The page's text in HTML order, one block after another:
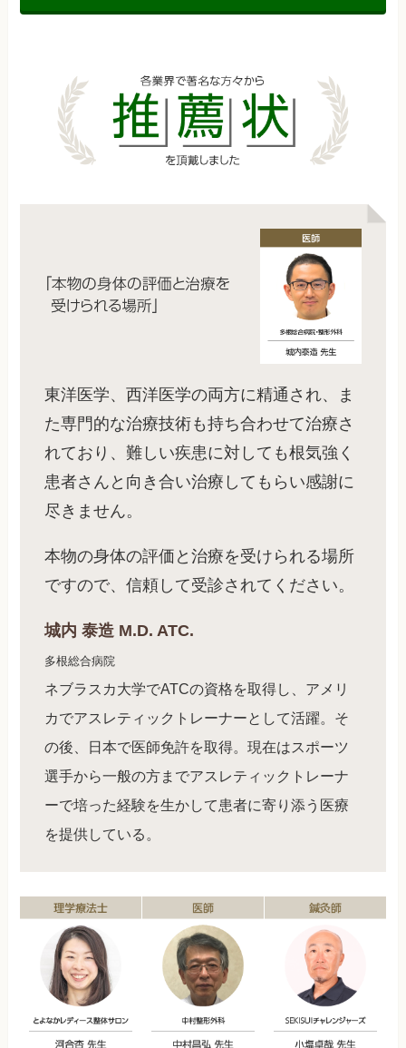
東洋医学、西洋医学の両方に精通され、ま
た専門的な治療技術も持ち合わせて治療さ
れており、難しい疾患に対しても根気強く
患者さんと向き合い治療してもらい感謝に
尽きません。
本物の身体の評価と治療を受けられる場所
ですので、信頼して受診されてください。
城内 泰造 M.D. ATC.
多根総合病院
ネブラスカ大学でATCの資格を取得し、アメリ
カでアスレティックトレーナーとして活躍。そ
の後、日本で医師免許を取得。現在はスポーツ
選手から一般の方までアスレティックトレーナ
ーで培った経験を生かして患者に寄り添う医療
を提供している。